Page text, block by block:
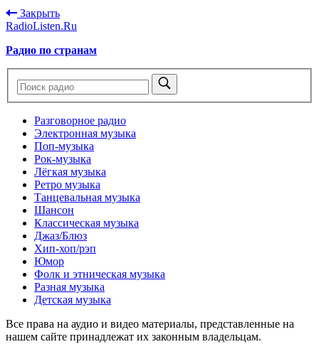
Закрыть
RadioListen.Ru
Радио по странам
Разговорное радио
Электронная музыка
Поп-музыка
Рок-музыка
Лёгкая музыка
Ретро музыка
Танцевальная музыка
Шансон
Классическая музыка
Джаз/Блюз
Хип-хоп/рэп
Юмор
Фолк и этническая музыка
Разная музыка
Детская музыка
Все права на аудио и видео материалы, представленные на
нашем сайте принадлежат их законным владельцам.